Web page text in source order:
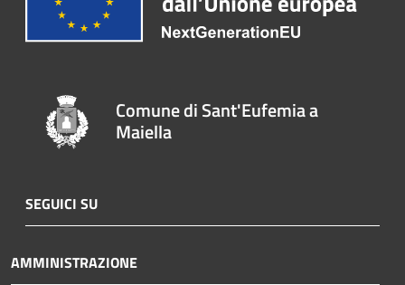
Comune di Sant'Eufemia a
Maiella
SEGUICI SU
AMMINISTRAZIONE